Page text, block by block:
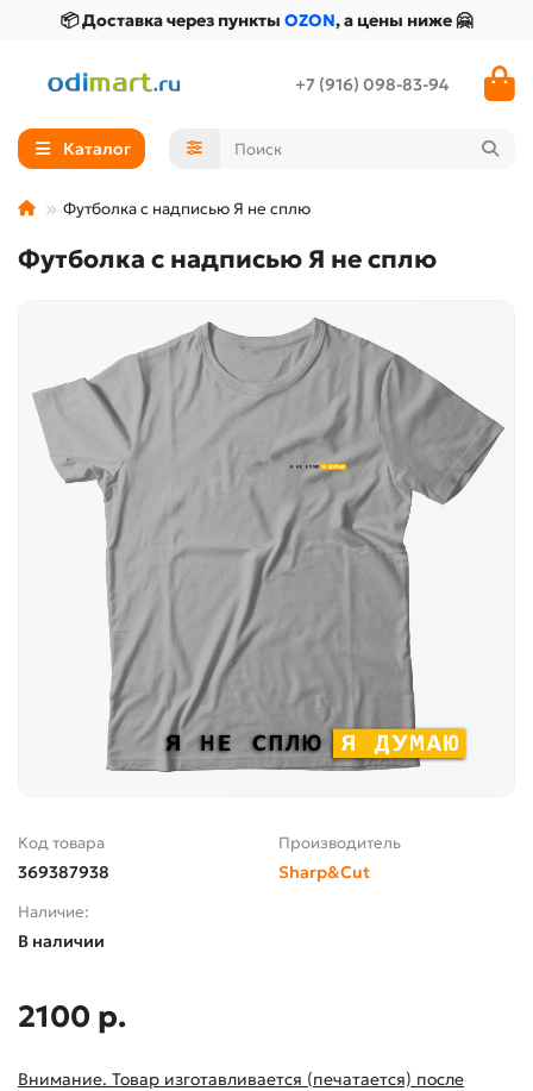
📦 Доставка через пункты OZON, а цены ниже 🤗
+7 (916) 098-83-94
Каталог
Футболка с надписью Я не сплю
Футболка с надписью Я не сплю
Код товара
369387938
Производитель
Sharp&Cut
Наличие:
В наличии
2100 р.
Внимание. Товар изготавливается (печатается) после